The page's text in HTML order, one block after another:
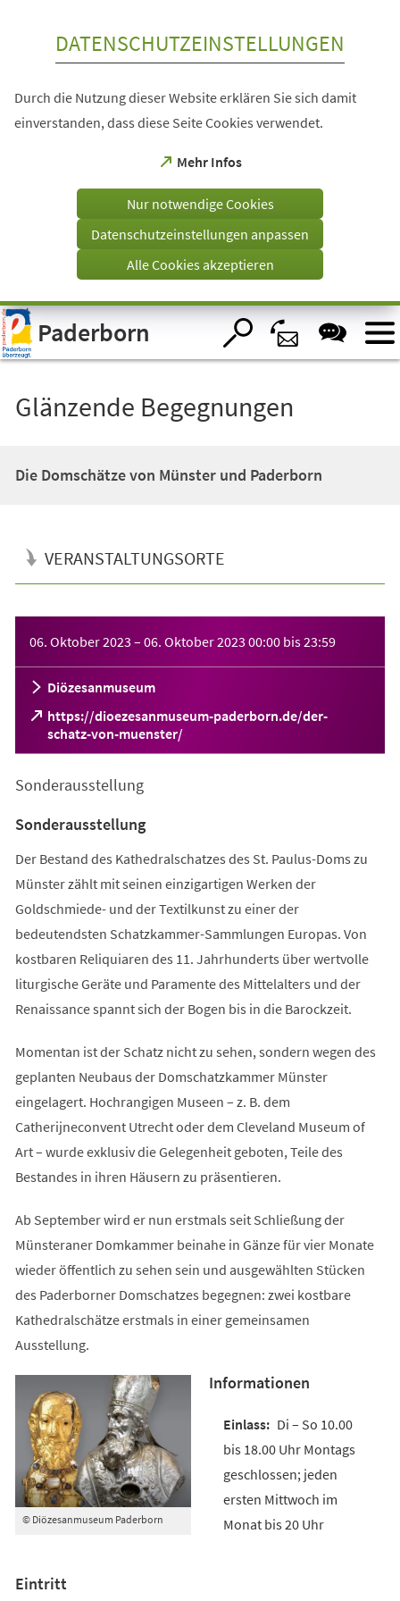
Visuelle
Assistenzsoftware
öffnen.
DATENSCHUTZEINSTELLUNGEN
Durch die Nutzung dieser Website erklären Sie sich damit
einverstanden, dass diese Seite Cookies verwendet.
Mehr Infos
(Öffnet
einem
Tab)
Nur notwendige Cookies
Datenschutzeinstellungen anpassen
Alle Cookies akzeptieren
Paderborn
Glänzende Begegnungen
Die Domschätze von Münster und Paderborn
VERANSTALTUNGSORTE
06. Oktober 2023 – 06. Oktober 2023 00:00 bis23:59
Diözesanmuseum
https://dioezesanmuseum-paderborn.de/der-
schatz-von-muenster/
(Öffnet
in
neuen
Sonderausstellung
Sonderausstellung
Der Bestand des Kathedralschatzes des St. Paulus-Doms zu
Münster zählt mit seinen einzigartigen Werken der
Goldschmiede- und der Textilkunst zu einer der
bedeutendsten Schatzkammer-Sammlungen Europas. Von
kostbaren Reliquiaren des 11. Jahrhunderts über wertvolle
liturgische Geräte und Paramente des Mittelalters und der
Renaissance spannt sich der Bogen bis in die Barockzeit.
Momentan ist der Schatz nicht zu sehen, sondern wegen des
geplanten Neubaus der Domschatzkammer Münster
eingelagert. Hochrangigen Museen – z. B. dem
Catherijneconvent Utrecht oder dem Cleveland Museum of
Art – wurde exklusiv die Gelegenheit geboten, Teile des
Bestandes in ihren Häusern zu präsentieren.
Ab September wird er nun erstmals seit Schließung der
Münsteraner Domkammer beinahe in Gänze für vier Monate
wieder öffentlich zu sehen sein und ausgewählten Stücken
des Paderborner Domschatzes begegnen: zwei kostbare
Kathedralschätze erstmals in einer gemeinsamen
Ausstellung.
© Diözesanmuseum Paderborn
Informationen
Di – So 10.00
bis 18.00 Uhr Montags
geschlossen; jeden
ersten Mittwoch im
Monat bis 20 Uhr
Eintritt